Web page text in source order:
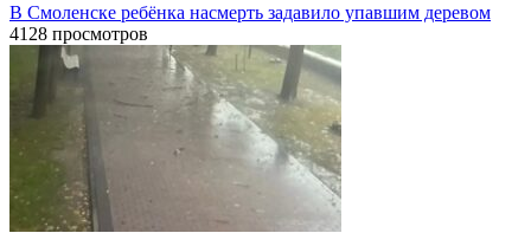
В Смоленске ребёнка насмерть задавило упавшим деревом
4128 просмотров